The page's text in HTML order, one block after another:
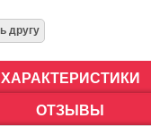
ХАРАКТЕРИСТИКИ
ОТЗЫВЫ